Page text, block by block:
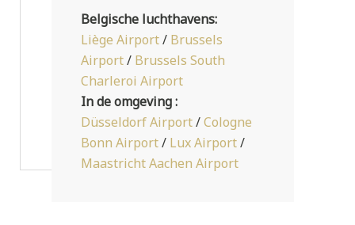
Belgische luchthavens:
Liège Airport/ Brussels
Airport/ Brussels South
Charleroi Airport
In de omgeving :
Düsseldorf Airport/Cologne
Bonn Airport/ Lux Airport/
Maastricht Aachen Airport